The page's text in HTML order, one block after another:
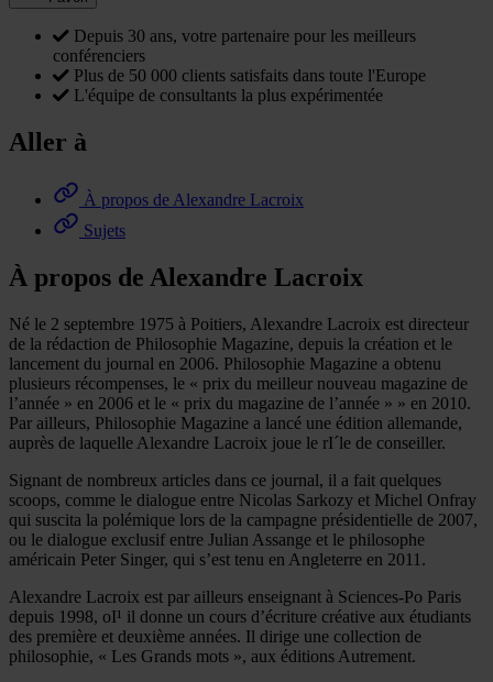
Depuis 30 ans, votre partenaire pour les meilleurs
conférenciers
Plus de 50 000 clients satisfaits dans toute l'Europe
L'équipe de consultants la plus expérimentée
Aller à
À propos de Alexandre Lacroix
Sujets
À propos de Alexandre Lacroix
Né le 2 septembre 1975 à Poitiers, Alexandre Lacroix est directeur
de la rédaction de Philosophie Magazine, depuis la création et le
lancement du journal en 2006. Philosophie Magazine a obtenu
plusieurs récompenses, le « prix du meilleur nouveau magazine de
l’année » en 2006 et le « prix du magazine de l’année » » en 2010.
Par ailleurs, Philosophie Magazine a lancé une édition allemande,
auprès de laquelle Alexandre Lacroix joue le rI´le de conseiller.
Signant de nombreux articles dans ce journal, il a fait quelques
scoops, comme le dialogue entre Nicolas Sarkozy et Michel Onfray
qui suscita la polémique lors de la campagne présidentielle de 2007,
ou le dialogue exclusif entre Julian Assange et le philosophe
américain Peter Singer, qui s’est tenu en Angleterre en 2011.
Alexandre Lacroix est par ailleurs enseignant à Sciences-Po Paris
depuis 1998, oI¹ il donne un cours d’écriture créative aux étudiants
des première et deuxième années. Il dirige une collection de
philosophie, « Les Grands mots », aux éditions Autrement.